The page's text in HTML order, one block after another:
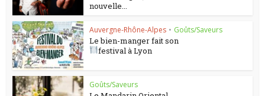
nouvelle...
Auvergne-Rhône-Alpes • Goûts/Saveurs
Le bien-manger fait son
festival à Lyon
Goûts/Saveurs